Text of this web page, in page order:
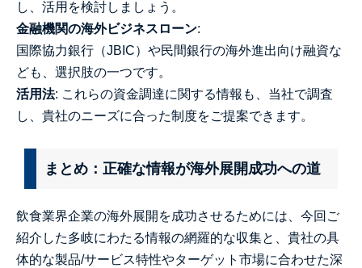
し、活用を検討しましょう。
金融機関の海外ビジネスローン:
国際協力銀行（JBIC）や民間銀行の海外進出向け融資な
ども、選択肢の一つです。
活用法: これらの資金調達に関する情報も、当社で調査
し、貴社のニーズに合った制度をご提案できます。
まとめ：正確な情報が海外展開成功への道
飲食業界企業の海外展開を成功させるためには、今回ご
紹介した多岐にわたる情報の網羅的な収集と、貴社の具
体的な製品/サービス特性やターゲット市場に合わせた深